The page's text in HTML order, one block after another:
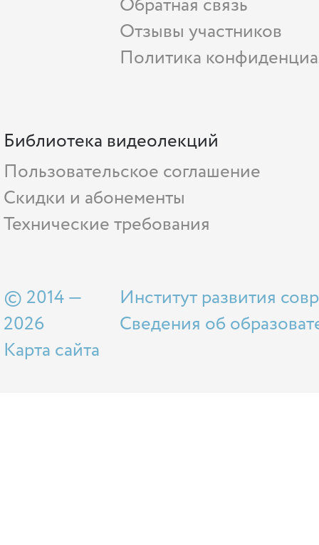
Обратная связь
Отзывы участников
Политика
Библиотека видеолекций
Пользовательское соглашение
Скидки и абонементы
Технические требования
© 2014 —
2026
Карта сайта
Институт развития
Сведения об